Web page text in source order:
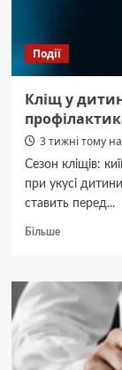
Події
Кліщ у
3 тижні тому
Сезон кліщів:
при укусі
ставить перед...
БільшеДокладніше
у
дитини:
як
діяти,
поради
та